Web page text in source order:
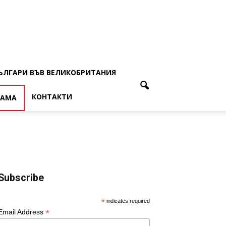
ВЪВ ВЕЛИКОБРИТАНИЯ
КОНТАКТИ
* indicates required
Address *